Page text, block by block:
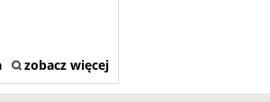
zobacz więcej